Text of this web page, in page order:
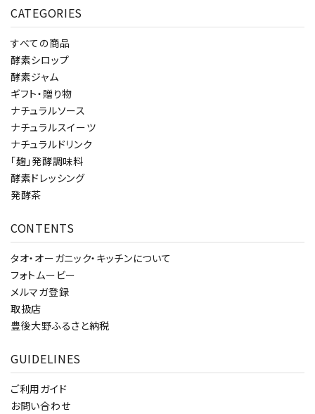
CATEGORIES
すべての商品
酵素シロップ
酵素ジャム
ギフト・贈り物
ナチュラルソース
ナチュラルスイーツ
ナチュラルドリンク
「麹」発酵調味料
酵素ドレッシング
発酵茶
CONTENTS
タオ・オーガニック・キッチンについて
フォトムービー
メルマガ登録
取扱店
豊後大野ふるさと納税
GUIDELINES
ご利用ガイド
お問い合わせ